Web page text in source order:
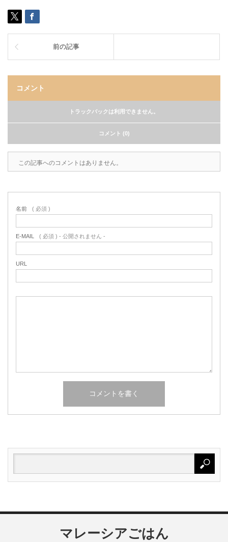
前の記事
コメント
トラックバックは利用できません。
コメント (0)
この記事へのコメントはありません。
名前 ( 必須 )
E-MAIL ( 必須 ) - 公開されません -
URL
マレーシアごはん